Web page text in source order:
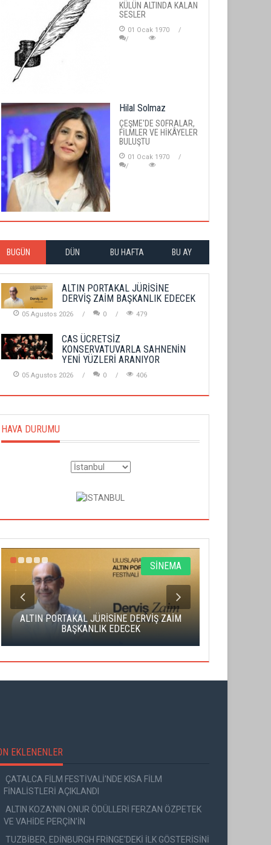
KÜLÜN ALTINDA KALAN
SESLER
01 Ocak 1970
Hilal Solmaz
ÇEŞME'DE SOFRALAR,
FİLMLER VE HİKÂYELER
BULUŞTU
01 Ocak 1970
BUGÜN DÜN BU HAFTA BU AY
ALTIN PORTAKAL JÜRİSİNE
DERVİŞ ZAİM BAŞKANLIK EDECEK
05 Agustos 2026 0 479
CAS ÜCRETSİZ
KONSERVATUVARLA SAHNENİN
YENİ YÜZLERİ ARANIYOR
05 Agustos 2026 0 406
HAVA DURUMU
SİNEMA
ALTIN PORTAKAL JÜRİSİNE DERVİŞ ZAİM
BAŞKANLIK EDECEK
EKLENENLER
ÇATALCA FİLM FESTİVALİ'NDE KISA FİLM
FİNALİSTLERİ AÇIKLANDI
ALTIN KOZA'NIN ONUR ÖDÜLLERİ FERZAN ÖZPETEK
VE VAHİDE PERÇİN'İN
TUZBİBER, EDİNBURGH FRİNGE'DEKİ İLK GÖSTERİSİNİ